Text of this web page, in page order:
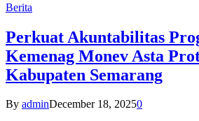
Berita
Perkuat Akuntabilitas
Kemenag Monev Asta
Kabupaten Semarang
By adminDecember 18, 20250